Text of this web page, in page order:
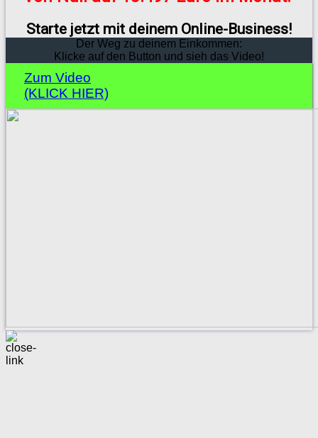
Starte jetzt mit deinem Online-Business!
Der Weg zu deinem Einkommen:
Klicke auf den Button und sieh das Video!
Zum Video
(KLICK HIER)